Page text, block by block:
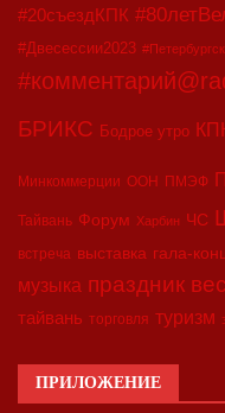
#20съездКПК
#Двесессии2023
БРИКС Бодрое утро
Минкоммерции ООН ПМЭФ
Тайвань Форум Харбин ЧС
встреча выставка гала-
музыка праздник
тайвань торговля туризм
ПРИЛОЖЕНИЕ